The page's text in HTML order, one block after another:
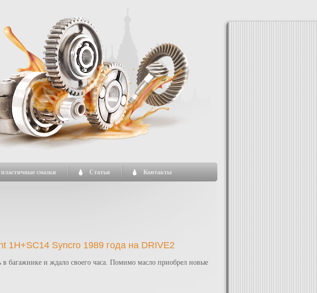
смазки Статьи Контакты
Syncro 1989 года на DRIVE2
в багажнике и ждало своего часа. Помимо масло приобрел новые